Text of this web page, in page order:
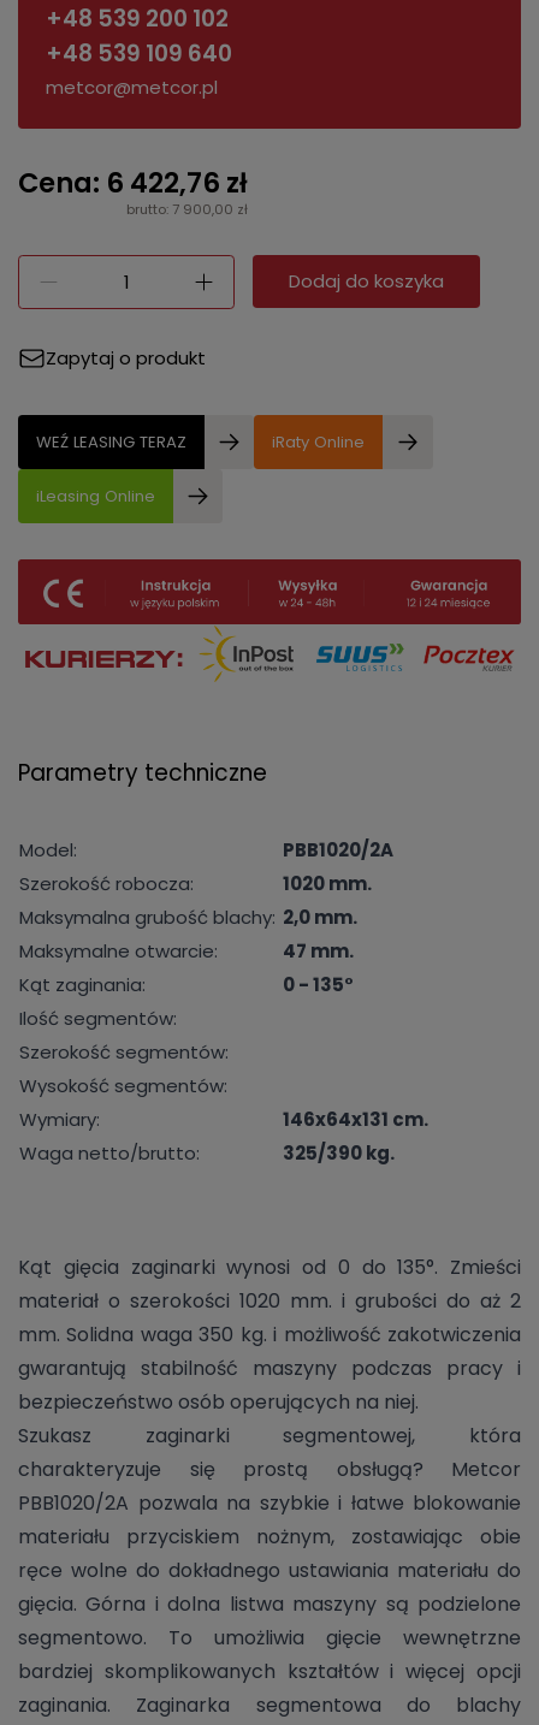
+48 539 200 102
+48 539 109 640
metcor@metcor.pl
Cena: 6 422,76 zł
brutto: 7 900,00 zł
Dodaj do koszyka
Zapytaj o produkt
WEŹ LEASING TERAZ iRaty Online
iLeasing Online
Parametry techniczne
Model:
PBB1020/2A
Szerokość robocza:
1020 mm.
Maksymalna grubość blachy: 2,0 mm.
Maksymalne otwarcie:
47 mm.
Kąt zaginania:
0 - 135°
Ilość segmentów:
Szerokość segmentów:
Wysokość segmentów:
Wymiary:
146x64x131 cm.
Waga netto/brutto:
325/390 kg.
Kąt gięcia zaginarki wynosi od 0 do 135°. Zmieści
materiał o szerokości 1020 mm. i grubości do aż 2
mm. Solidna waga 350 kg. i możliwość zakotwiczenia
gwarantują stabilność maszyny podczas pracy i
bezpieczeństwo osób operujących na niej.
Szukasz zaginarki segmentowej, która
charakteryzuje się prostą obsługą? Metcor
PBB1020/2A pozwala na szybkie i łatwe blokowanie
materiału przyciskiem nożnym, zostawiając obie
ręce wolne do dokładnego ustawiania materiału do
gięcia. Górna i dolna listwa maszyny są podzielone
segmentowo. To umożliwia gięcie wewnętrzne
bardziej skomplikowanych kształtów i więcej opcji
zaginania. Zaginarka segmentowa do blachy